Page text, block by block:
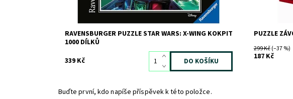
RAVENSBURGER PUZZLE STAR WARS: X-WING KOKPIT
1000 DÍLKŮ
339 Kč
PUZZLE
299 Kč(–37 %)
187 Kč
Buďte první, kdo napíše příspěvek k této položce.